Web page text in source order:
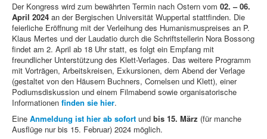
Der Kongress wird zum bewährten Termin nach Ostern vom 02. – 06.
April 2024 an der Bergischen Universität Wuppertal stattfinden. Die
feierliche Eröffnung mit der Verleihung des Humanismuspreises an P.
Klaus Mertes und der Laudatio durch die Schriftstellerin Nora Bossong
findet am 2. April ab 18 Uhr statt, es folgt ein Empfang mit
freundlicher Unterstützung des Klett-Verlages. Das weitere Programm
mit Vorträgen, Arbeitskreisen, Exkursionen, dem Abend der Verlage
(gestaltet von den Häusern Buchners, Cornelsen und Klett), einer
Podiumsdiskussion und einem Filmabend sowie organisatorische
Informationen finden sie hier.
Eine Anmeldung ist hier ab sofort und bis 15. März (für manche
Ausflüge nur bis 15. Februar) 2024 möglich.